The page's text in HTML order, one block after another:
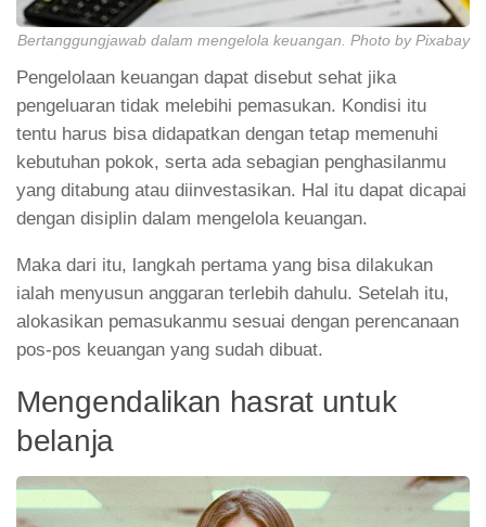
Bertanggungjawab dalam mengelola keuangan. Photo by Pixabay
Pengelolaan keuangan dapat disebut sehat jika
pengeluaran tidak melebihi pemasukan. Kondisi itu
tentu harus bisa didapatkan dengan tetap memenuhi
kebutuhan pokok, serta ada sebagian penghasilanmu
yang ditabung atau diinvestasikan. Hal itu dapat dicapai
dengan disiplin dalam mengelola keuangan.
Maka dari itu, langkah pertama yang bisa dilakukan
ialah menyusun anggaran terlebih dahulu. Setelah itu,
alokasikan pemasukanmu sesuai dengan perencanaan
pos-pos keuangan yang sudah dibuat.
Mengendalikan hasrat untuk
belanja